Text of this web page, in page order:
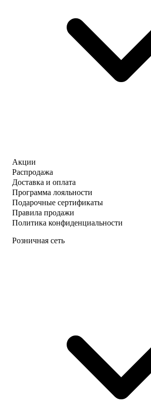
Акции
Распродажа
Доставка и оплата
Программа лояльности
Подарочные сертификаты
Правила продажи
Политика конфиденциальности
Розничная сеть